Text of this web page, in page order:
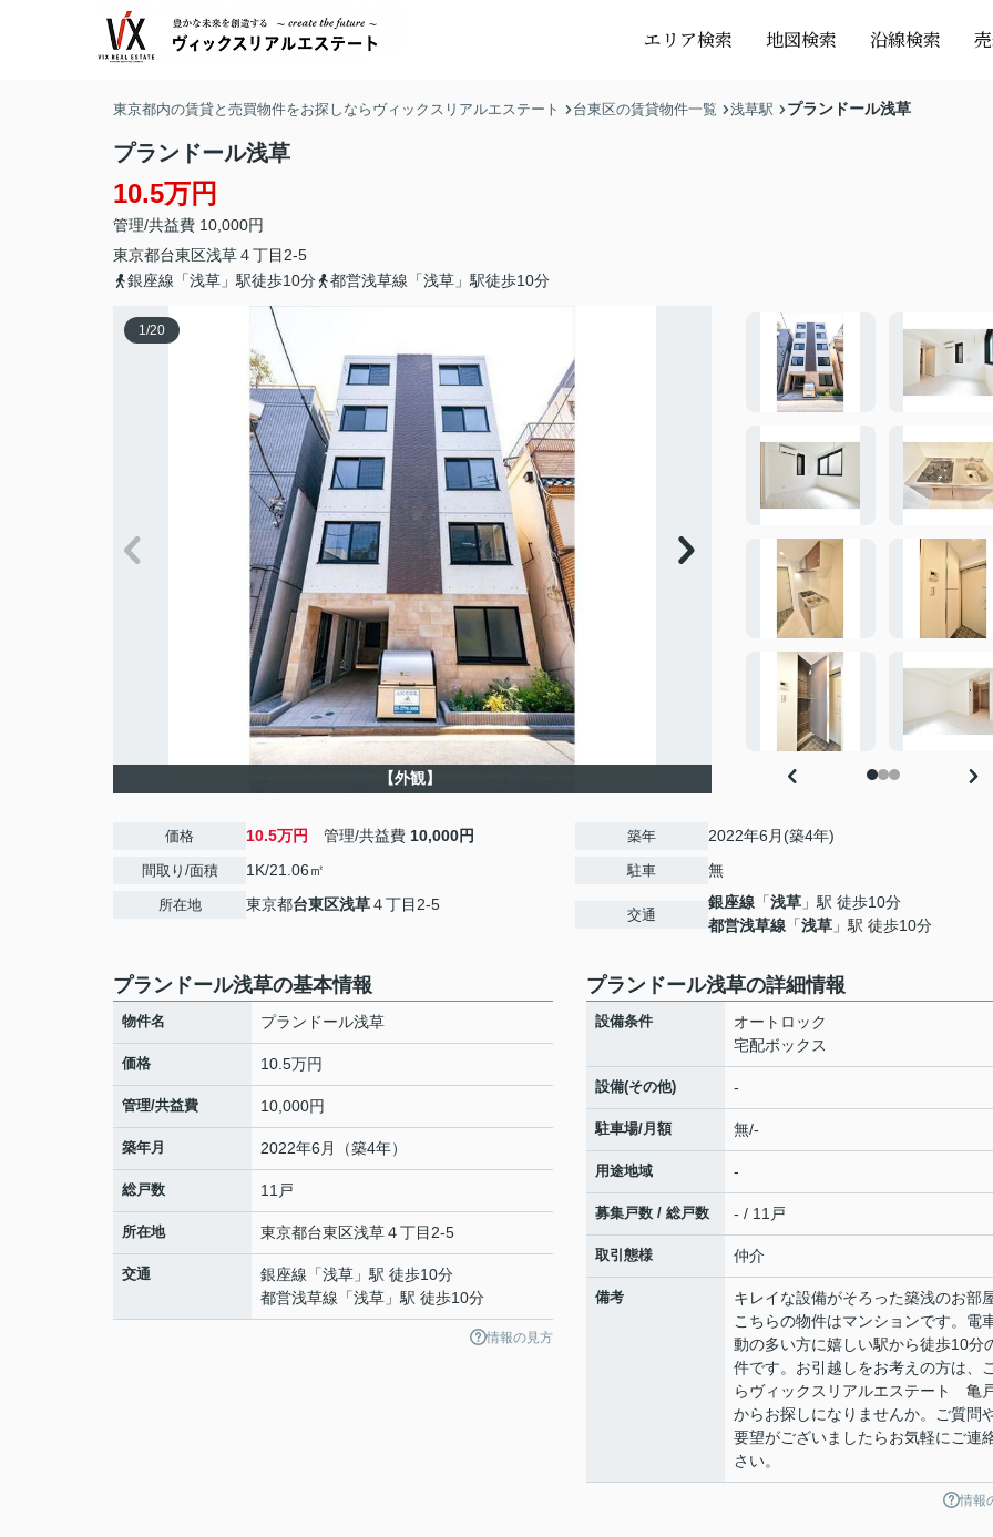
エリア検索 地図検索 沿線検索
東京都内の賃貸と売買物件をお探しならヴィックスリアルエステート 台東区の賃貸物件一覧 浅草駅 プランドール浅草
プランドール浅草
10.5万円
管理/共益費 10,000円
東京都台東区浅草４丁目2-5
銀座線「浅草」駅徒歩10分
都営浅草線「浅草」駅徒歩10分
1/20
【外観】
価格 10.5万円 管理/共益費 10,000円
間取り/面積 1K/21.06㎡
所在地 東京都台東区浅草４丁目2-5
築年 2022年6月(築4年)
駐車 無
交通
銀座線 「浅草 」駅 徒歩10分
都営浅草線 「浅草 」駅 徒歩10分
プランドール浅草の基本情報
物件名 プランドール浅草
価格 10.5万円
管理/共益費 10,000円
築年月 2022年6月（築4年）
総戸数 11戸
所在地 東京都台東区浅草４丁目2-5
交通 銀座線 「浅草 」駅 徒歩10分
都営浅草線 「浅草 」駅 徒歩10分
情報の見方
プランドール浅草の詳細情報
設備条件
オートロック
宅配ボックス
設備(その他) -
駐車場/月額 無/-
用途地域 -
募集戸数 / 総戸数 - / 11戸
取引態様 仲介
備考
キレイな設備がそろった築浅のお部屋
こちらの物件はマンションです。電
動の多い方に嬉しい駅から徒歩10分
件です。お引越しをお考えの方は、
らヴィックスリアルエステート 亀
からお探しになりませんか。ご質問
要望がございましたらお気軽にご連
さい。
情報